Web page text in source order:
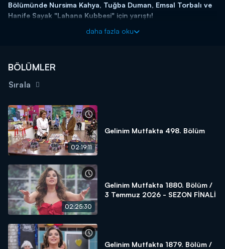
Bölümünde Nursima Kahya, Tuğba Duman, Emsal Torbalı ve
Hanife Sayak "Lahana Kubbesi" için yarıştı!
Başladığı tarihten itibaren hafta birincilerine 10 altın bilezik ödül
yemek yaparım, altınları kaparım!"
formunu doldurmaya başlayın!
BAŞVURULARINIZ İÇİN WHATSAPP HATTI:
BAŞVURULARINIZ İÇİN WEB
ADRESİ:https://www.kanald.com.tr/gelinim-mutfakta-basvuru-
formu
Gelinim Mutfakta, yeni bölümleriyle hafta içi her gün saat
14.00'da Kanal D'de!
daha fazla oku
BÖLÜMLER
Sırala
02:19:11
Gelinim Mutfakta 498. Bölüm
02:25:30
Gelinim Mutfakta 1880. Bölüm /
3 Temmuz 2026 - SEZON FİNALİ
Gelinim Mutfakta 1879. Bölüm /